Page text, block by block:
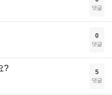
댓글
0
댓글
? 5
댓글